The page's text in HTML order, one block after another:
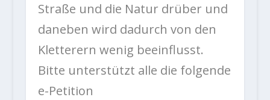
Straße und die Natur drüber und
daneben wird dadurch von den
Kletterern wenig beeinflusst.
Bitte unterstützt alle die folgende
e-Petition